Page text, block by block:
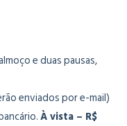
e duas pausas,
enviados por e-mail)
À vista – R$